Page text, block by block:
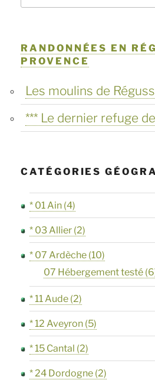
RANDONNÉES EN
PROVENCE
Les moulins de
*** Le dernier refuge
CATÉGORIES
* 01 Ain (4)
* 03 Allier (2)
* 07 Ardèche (10)
07 Hébergement testé
* 11 Aude (2)
* 12 Aveyron (5)
* 15 Cantal (2)
* 24 Dordogne (2)